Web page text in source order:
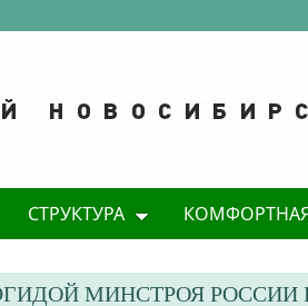
СТРУКТУРА
МИНСТРОЯ